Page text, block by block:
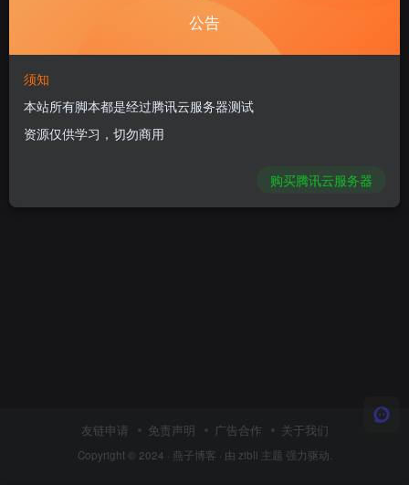
细搭建教程
付费资源 ￥20
友链申请 免责声明 广告合作 关于我们
Copyright © 2024 · 燕子博客 · 由 zibll 主题 强力驱动.
公告
须知
本站所有脚本都是经过腾讯云服务器测试
资源仅供学习，切勿商用
购买腾讯云服务器